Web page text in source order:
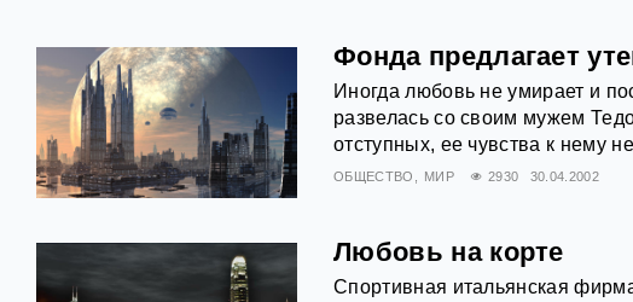
Фонда предлагает
Иногда любовь не умирает и
развелась со своим мужем
отступных, ее чувства к нему
ОБЩЕСТВО МИР 2930 30.04.2002
Любовь на корте
Спортивная итальянская